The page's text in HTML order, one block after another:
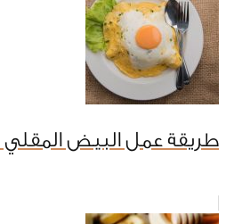
طريقة عمل البيض المقلي